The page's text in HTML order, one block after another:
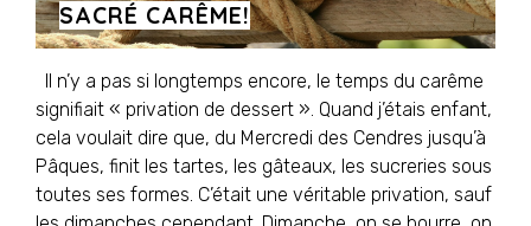
SACRÉ CARÊME!
Il n’y a pas si longtemps encore, le temps du carême
signifiait « privation de dessert ». Quand j’étais enfant,
cela voulait dire que, du Mercredi des Cendres jusqu’à
Pâques, finit les tartes, les gâteaux, les sucreries sous
toutes ses formes. C’était une véritable privation, sauf